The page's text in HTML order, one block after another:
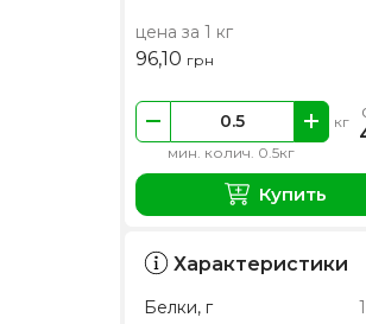
цена за 1 кг
96,10 грн
мин. колич. 0.5кг
кг
Купить
Характеристики
Белки, г